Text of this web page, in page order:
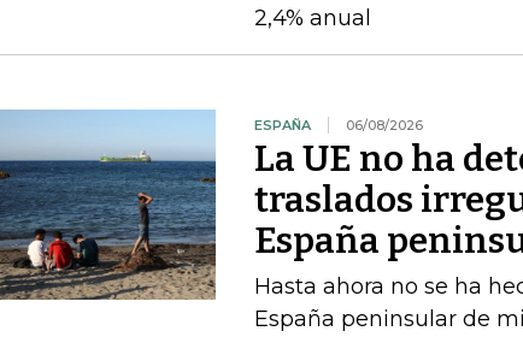
2,4% anual
ESPAÑA 06/08/2026
La UE no ha
traslados
España
Hasta ahora no se ha
España peninsular de